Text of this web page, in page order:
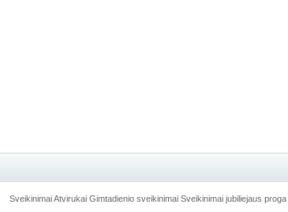
Sveikinimai Atvirukai Gimtadienio sveikinimai Sveikinimai jubiliejaus proga